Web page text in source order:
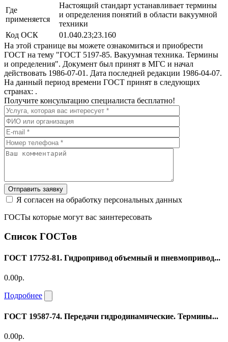
Где
применяется
Настоящий стандарт устанавливает термины
и определения понятий в области вакуумной
техники
Код ОСК
01.040.23;23.160
На этой странице вы можете ознакомиться и приобрести
ГОСТ на тему "ГОСТ 5197-85. Вакуумная техника. Термины
и определения". Документ был принят в МГС и начал
действовать 1986-07-01. Дата последней редакции 1986-04-07.
На данный период времени ГОСТ принят в следующих
странах: .
Получите консультацию специалиста бесплатно!
Отправить заявку
Я согласен на обработку персональных данных
ГОСТы которые могут вас заинтересовать
Список ГОСТов
ГОСТ 17752-81. Гидропривод объемный и пневмопривод...
0.00р.
Подробнее
ГОСТ 19587-74. Передачи гидродинамические. Термины...
0.00р.